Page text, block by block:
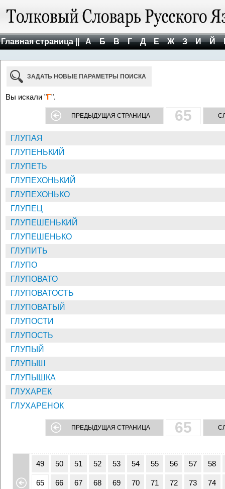
Главная страница || А Б В Г Д Е Ж З И Й
ЗАДАТЬ НОВЫЕ ПАРАМЕТРЫ ПОИСКА
Вы искали "Г".
ПРЕДЫДУЩАЯ СТРАНИЦА 65
ГЛУПАЯ
ГЛУПЕНЬКИЙ
ГЛУПЕТЬ
ГЛУПЕХОНЬКИЙ
ГЛУПЕХОНЬКО
ГЛУПЕЦ
ГЛУПЕШЕНЬКИЙ
ГЛУПЕШЕНЬКО
ГЛУПИТЬ
ГЛУПО
ГЛУПОВАТО
ГЛУПОВАТОСТЬ
ГЛУПОВАТЫЙ
ГЛУПОСТИ
ГЛУПОСТЬ
ГЛУПЫЙ
ГЛУПЫШ
ГЛУПЫШКА
ГЛУХАРЕК
ГЛУХАРЕНОК
ПРЕДЫДУЩАЯ СТРАНИЦА 65
32
49 50 51 52 53 54 55 56 57 58
65 66 67 68 69 70 71 72 73 74